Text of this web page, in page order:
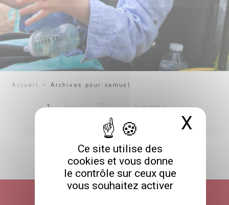
Ce site utilise des
cookies et vous donne
le contrôle sur ceux que
vous souhaitez activer
X
Accueil >Archives pour samuel
Pagination
publications
Page
1 Page
2 … Page
12 Suivant >
RETOUR HAUT DE PAGE